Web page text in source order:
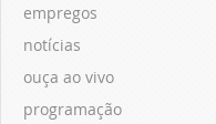
empregos
notícias
ouça ao vivo
programação